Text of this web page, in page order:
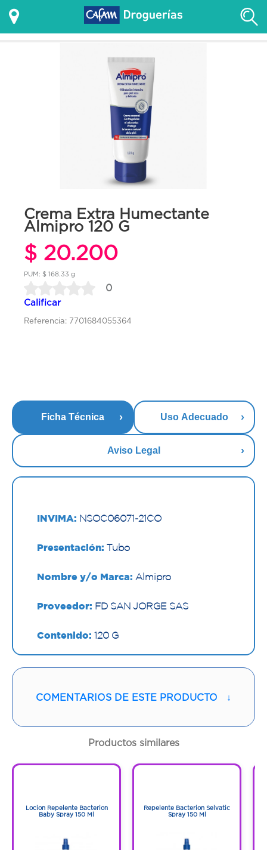
Crema Extra Humectante
Almipro 120 G
$ 20.200
PUM: $ 168.33 g
0
Calificar
Referencia: 7701684055364
Ficha Técnica Uso Adecuado
Aviso Legal
INVIMA: NSOC06071-21CO
Presentación: Tubo
Nombre y/o Marca: Almipro
Proveedor: FD SAN JORGE SAS
Contenido: 120 G
Código:1297262
COMENTARIOS DE ESTE PRODUCTO ↓
Productos similares
Locion Repelente Bacterion
Baby Spray 150 Ml
Repelente Bacterion Selvatic
Spray 150 Ml